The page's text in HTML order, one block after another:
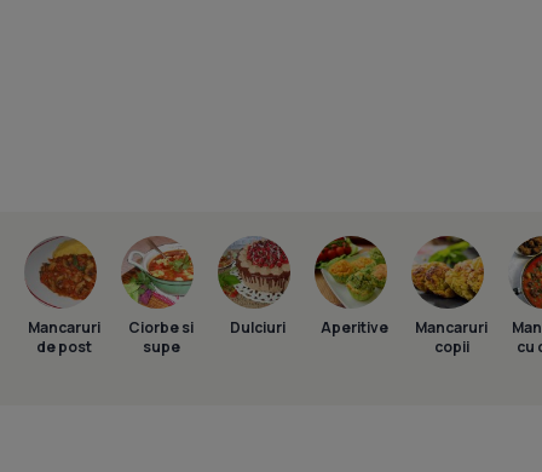
Mancaruri
de post
Ciorbe si
supe
Dulciuri Aperitive
Mancaruri
copii
cu